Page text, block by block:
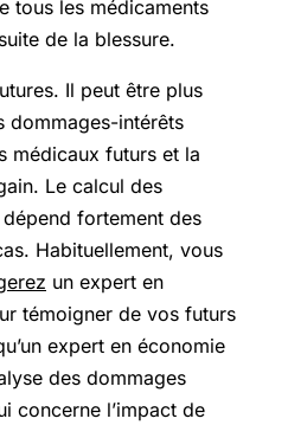
tous les médicaments
de la blessure.
Il peut être plus
dommages-intérêts
médicaux futurs et la
Le calcul des
fortement des
Habituellement, vous
un expert en
témoigner de vos futurs
expert en économie
des dommages
concerne l’impact de